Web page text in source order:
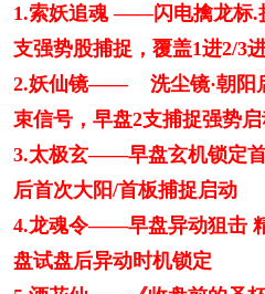
1.索妖追魂 ——闪电擒龙标.
支强势股捕捉，覆盖1进2/3
2.妖仙镜—— 洗尘镜·朝阳
束信号，早盘2支捕捉强势
3.太极玄——早盘玄机锁定
后首次大阳/首板捕捉启动
4.龙魂令——早盘异动狙击
盘试盘后异动时机锁定